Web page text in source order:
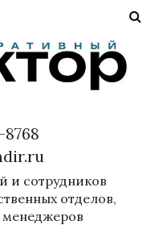
8768
и сотрудников
отделов,
менеджеров